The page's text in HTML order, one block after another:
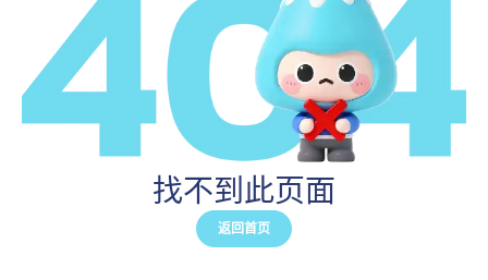
找不到此页面
返回首页